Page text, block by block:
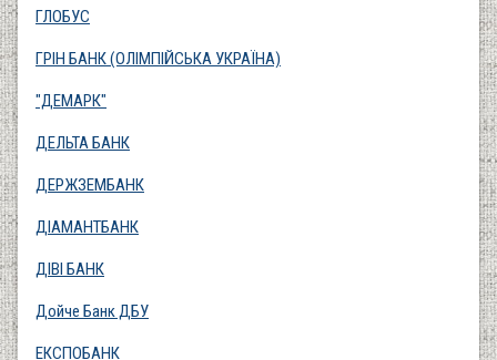
ГЛОБУС
ГРІН БАНК (ОЛІМПІЙСЬКА УКРАЇНА)
"ДЕМАРК"
ДЕЛЬТА БАНК
ДЕРЖЗЕМБАНК
ДІАМАНТБАНК
ДІВІ БАНК
Дойче Банк ДБУ
ЕКСПОБАНК